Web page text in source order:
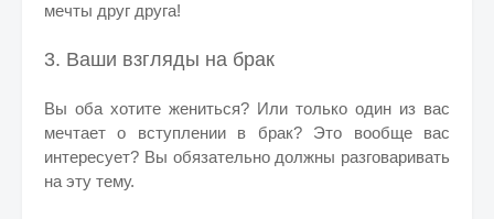
мечты друг друга!
3. Ваши взгляды на брак
Вы оба хотите жениться? Или только один из вас
мечтает о вступлении в брак? Это вообще вас
интересует? Вы обязательно должны разговаривать
на эту тему.